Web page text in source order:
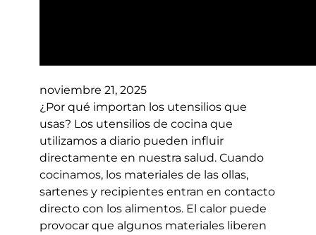
noviembre 21, 2025
¿Por qué importan los utensilios que
usas? Los utensilios de cocina que
utilizamos a diario pueden influir
directamente en nuestra salud. Cuando
cocinamos, los materiales de las ollas,
sartenes y recipientes entran en contacto
directo con los alimentos. El calor puede
provocar que algunos materiales liberen